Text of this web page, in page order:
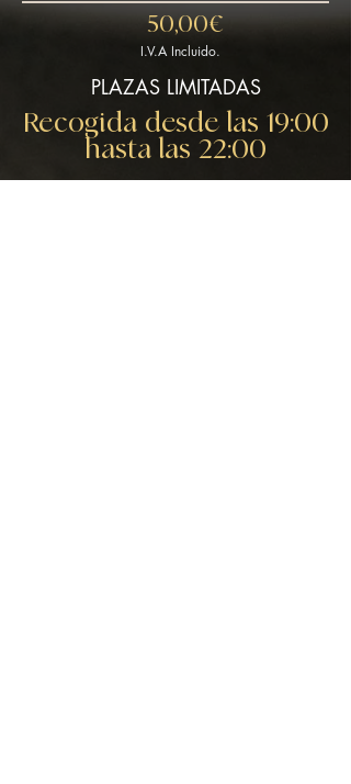
50,00€
I.V.A Incluido.
PLAZAS LIMITADAS
Recogida desde las 19:00
hasta las 22:00